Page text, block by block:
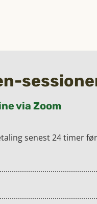
via Zoom
senest 24 timer